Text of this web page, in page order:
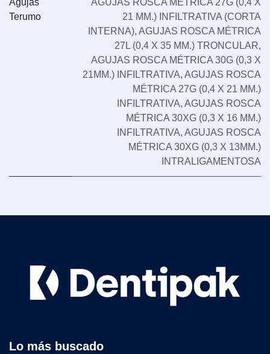
Agujas
Terumo
AGUJAS ROSCA MÉTRICA 27G (0,4 X
21 MM.) INFILTRATIVA (CORTA
INTERNA), AGUJAS ROSCA MÉTRICA
27L (0,4 X 35 MM.) TRONCULAR,
AGUJAS ROSCA MÉTRICA 30G (0,3 X
21MM.) INFILTRATIVA, AGUJAS ROSCA
MÉTRICA 27G (0,4 X 21 MM.)
INFILTRATIVA, AGUJAS ROSCA
MÉTRICA 30XG (0,3 X 16 MM.)
INFILTRATIVA, AGUJAS ROSCA
MÉTRICA 30XG (0,3 X 13MM.)
INTRALIGAMENTOSA
Lo más buscado